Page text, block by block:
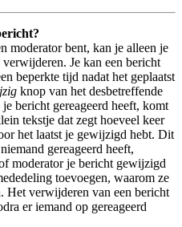
moderator bent, kan je alleen je
Je kan een bericht
beperkte tijd nadat het geplaatst
knop van het desbetreffende
bericht gereageerd heeft, komt
tekstje dat zegt hoeveel keer
het laatst je gewijzigd hebt. Dit
gereageerd heeft,
moderator je bericht gewijzigd
toevoegen, waarom ze
Het verwijderen van een bericht
er iemand op gereageerd